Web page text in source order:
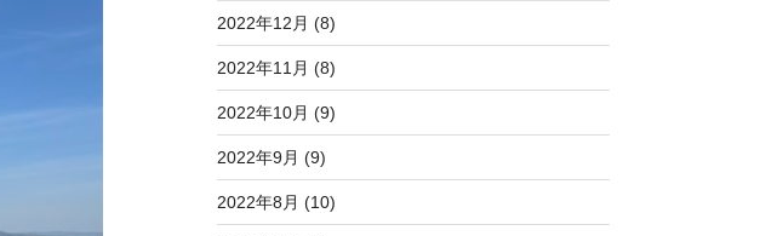
2022年12月 (8)
2022年11月 (8)
2022年10月 (9)
2022年9月 (9)
2022年8月 (10)